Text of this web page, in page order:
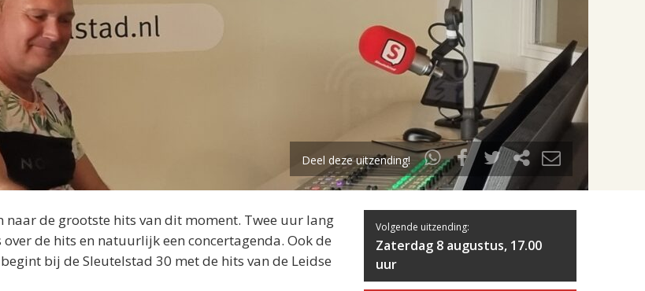
Deel deze uitzending!
de grootste hits van dit moment. Twee uur lang
de hits en natuurlijk een concertagenda. Ook de
bij de Sleutelstad 30 met de hits van de Leidse
Volgende uitzending:
Zaterdag 8 augustus, 17.00
uur